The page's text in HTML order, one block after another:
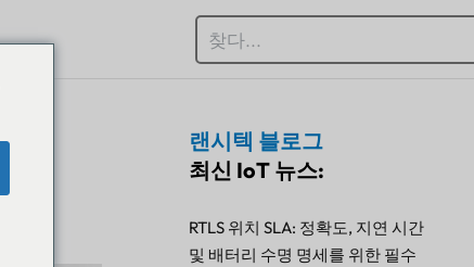
랜시텍 블로그
최신 IoT 뉴스:
RTLS 위치 SLA: 정확도, 지연 시간
및 배터리 수명 명세를 위한 필수